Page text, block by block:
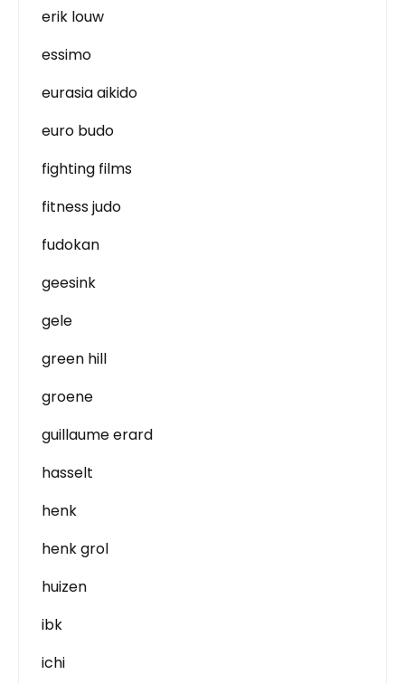
erik louw
essimo
eurasia aikido
euro budo
fighting films
fitness judo
fudokan
geesink
gele
green hill
groene
guillaume erard
hasselt
henk
henk grol
huizen
ibk
ichi